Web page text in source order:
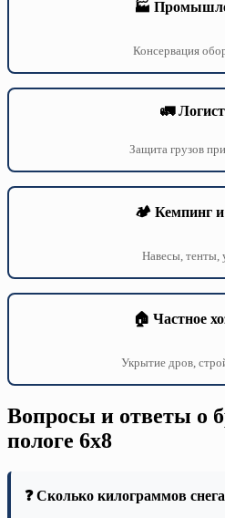
🏭
Консервация
🚛
Защита грузов
🏕️ Кемпинг и
Навесы, тенты,
🏠 Частное
Укрытие дров,
Вопросы и ответы о
пологе 6х8
❓ Сколько килограммов